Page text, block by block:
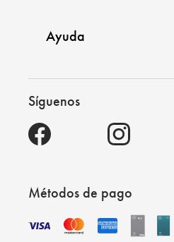
Ayuda
Síguenos
Métodos de pago